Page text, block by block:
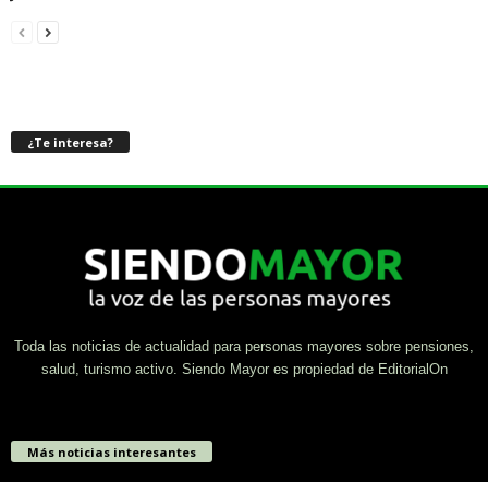
¿Te interesa?
Toda las noticias de actualidad para personas mayores sobre pensiones,
salud, turismo activo. Siendo Mayor es propiedad de EditorialOn
Más noticias interesantes